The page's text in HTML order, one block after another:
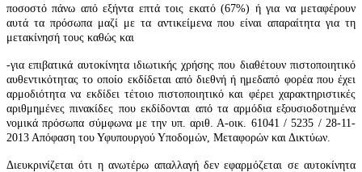
ποσοστό πάνω από εξήντα επτά τοις εκατό (67%) ή για να μεταφέρουν
αυτά τα πρόσωπα μαζί με τα αντικείμενα που είναι απαραίτητα για τη
μετακίνησή τους καθώς και
-για επιβατικά αυτοκίνητα ιδιωτικής χρήσης που διαθέτουν πιστοποιητικό
αυθεντικότητας το οποίο εκδίδεται από διεθνή ή ημεδαπό φορέα που έχει
αρμοδιότητα να εκδίδει τέτοιο πιστοποιητικό και φέρει χαρακτηριστικές
αριθμημένες πινακίδες που εκδίδονται από τα αρμόδια εξουσιοδοτημένα
νομικά πρόσωπα σύμφωνα με την υπ. αριθ. Α-οικ. 61041 / 5235 / 28-11-
2013 Απόφαση του Υφυπουργού Υποδομών, Μεταφορών και Δικτύων.
Διευκρινίζεται ότι η ανωτέρω απαλλαγή δεν εφαρμόζεται σε αυτοκίνητα